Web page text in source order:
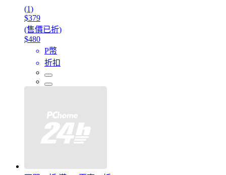
(1)
$379
(售價已折)
$480
P幣
折扣